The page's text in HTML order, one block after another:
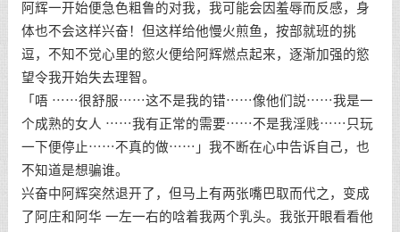
阿辉一开始便急色粗鲁的对我，我可能会因羞辱而反感，身
体也不会这样兴奋！但这样给他慢火煎鱼，按部就班的挑
逗，不知不觉心里的慾火便给阿辉燃点起来，逐渐加强的慾
望令我开始失去理智。
「唔 ⋯⋯很舒服⋯⋯这不是我的错⋯⋯像他们説⋯⋯我是一
个成熟的女人 ⋯⋯我有正常的需要⋯⋯不是我淫贱⋯⋯只玩
一下便停止⋯⋯不真的做⋯⋯」我不断在心中告诉自己，也
不知道是想骗谁。
兴奋中阿辉突然退开了，但马上有两张嘴巴取而代之，变成
了阿庄和阿华 一左一右的唅着我两个乳头。我张开眼看看他